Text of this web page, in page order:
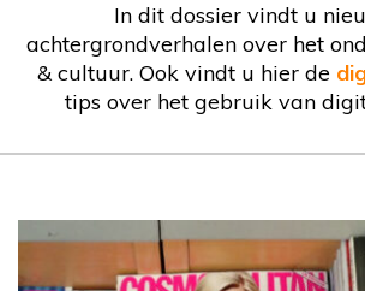
In dit dossier vindt u
achtergrondverhalen over het
& cultuur. Ook vindt u hier de
tips over het gebruik van